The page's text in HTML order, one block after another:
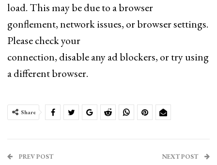
load. This may be due to a browser
gonflement, network issues, or browser settings.
Please check your
connection, disable any ad blockers, or try using
a different browser.
Share
PREV POST NEXT POST